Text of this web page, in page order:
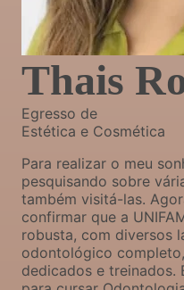
Thais
Egresso de
Estética e Cosmética
Para realizar o meu
pesquisando sobre
também visitá-las.
confirmar que a
robusta, com diversos
odontológico
dedicados e treinados.